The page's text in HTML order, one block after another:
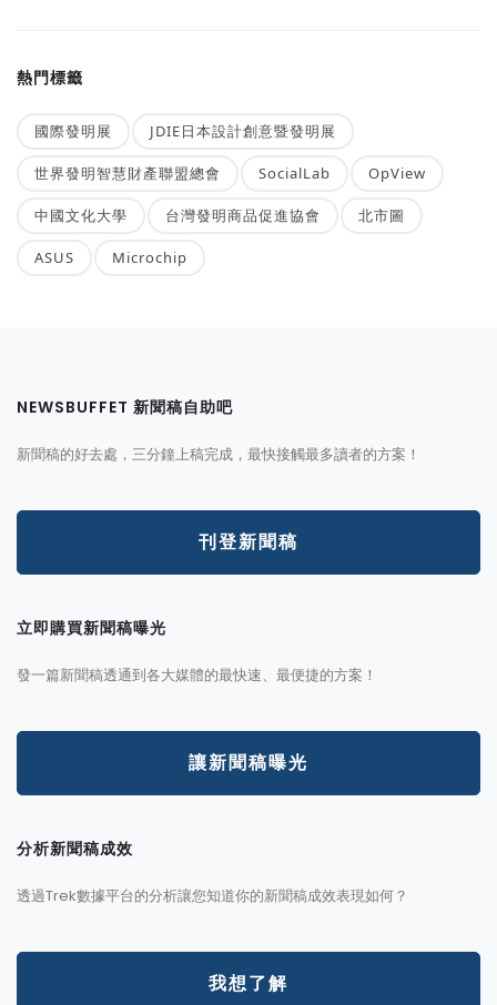
熱門標籤
國際發明展 JDIE日本設計創意暨發明展
世界發明智慧財產聯盟總會 SocialLab OpView
中國文化大學 台灣發明商品促進協會 北市圖
ASUS Microchip
NEWSBUFFET 新聞稿自助吧
新聞稿的好去處，三分鐘上稿完成，最快接觸最多讀者的方案！
刊登新聞稿
立即購買新聞稿曝光
發一篇新聞稿透通到各大媒體的最快速、最便捷的方案！
讓新聞稿曝光
分析新聞稿成效
透過Trek數據平台的分析讓您知道你的新聞稿成效表現如何？
我想了解